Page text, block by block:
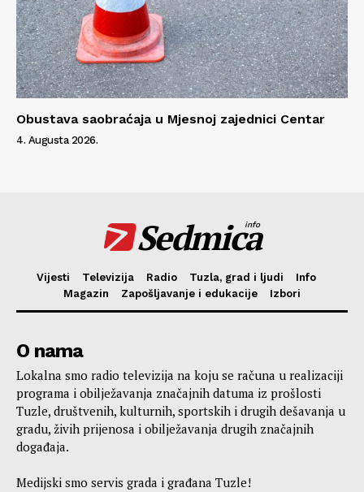
Obustava saobraćaja u Mjesnoj zajednici Centar
4. Augusta 2026.
Sedmica
info
Vijesti Televizija Radio Tuzla, grad i ljudi
Info
Magazin
Zapošljavanje i edukacije Izbori
O nama
Lokalna smo radio televizija na koju se računa u realizaciji
programa i obilježavanja značajnih datuma iz prošlosti
Tuzle, društvenih, kulturnih, sportskih i drugih dešavanja u
gradu, živih prijenosa i obilježavanja drugih značajnih
događaja.
Medijski smo servis grada i građana Tuzle!